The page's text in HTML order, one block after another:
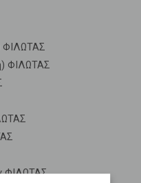
ΦΙΛΩΤΑΣ
ΦΙΛΩΤΑΣ
ΦΙΛΩΤΑΣ